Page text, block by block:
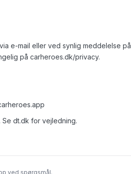
e-mail eller ved synlig meddelelse på
på carheroes.dk/privacy.
Se dt.dk for vejledning.
ved spørgsmål.